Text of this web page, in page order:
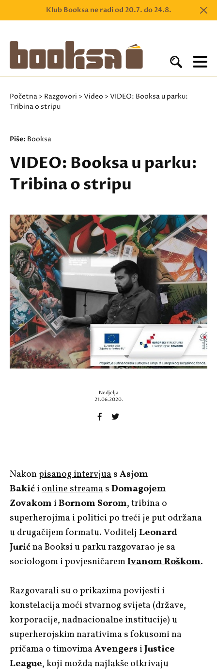
Klub Booksa ne radi od 20.7. do 24.8.
Početna > Razgovori > Video > VIDEO: Booksa u parku:
Tribina o stripu
Piše: Booksa
VIDEO: Booksa u parku:
Tribina o stripu
Nedjelja
21.06.2020.
Nakonpisanog intervjuasAsjom
Bakićionline streamasDomagojem
Zovakom iBornom Sorom, tribina o
superherojima i politici po treći je put održana
u drugačijem formatu. Voditelj Leonard
Jurićna Booksi u parku razgovarao je sa
sociologom i povjesničaremIvanom Roškom.
Razgovarali su o prikazima povijesti i
konstelacija moći stvarnog svijeta (države,
korporacije, nadnacionalne institucije) u
superherojskim narativima s fokusomi na
pričama o timovimaAvengers iJustice
League, koji možda najlakše otkrivaju